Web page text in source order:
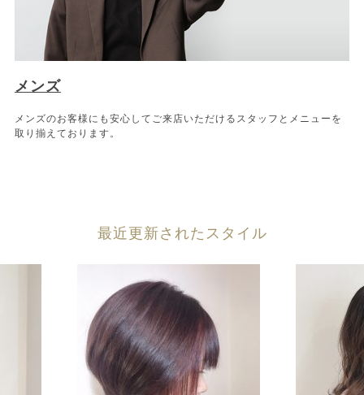
メンズ
メンズのお客様にも安心してご来店いただけるスタッフとメニューを
取り揃えております。
最近更新されたスタイル